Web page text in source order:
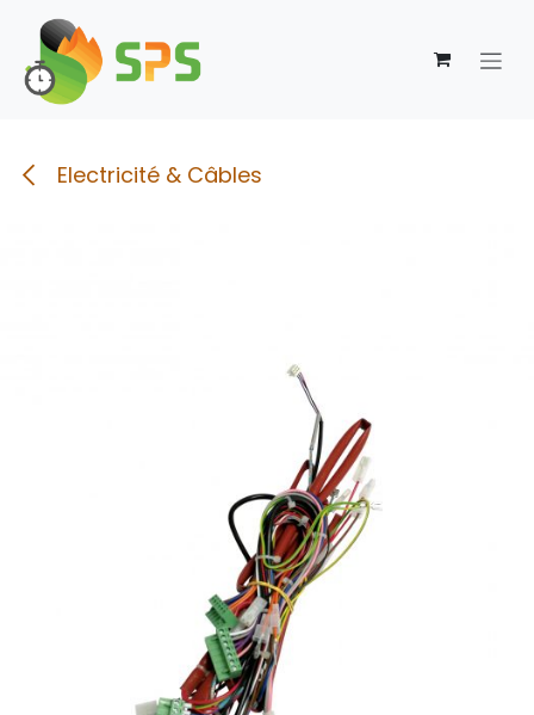
Se rendre au contenu
Electricité & Câbles